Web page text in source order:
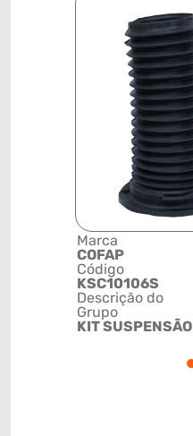
Marca
COFAP
Código
KSC10106S
Descrição do
Grupo
KIT SUSPENSÃO